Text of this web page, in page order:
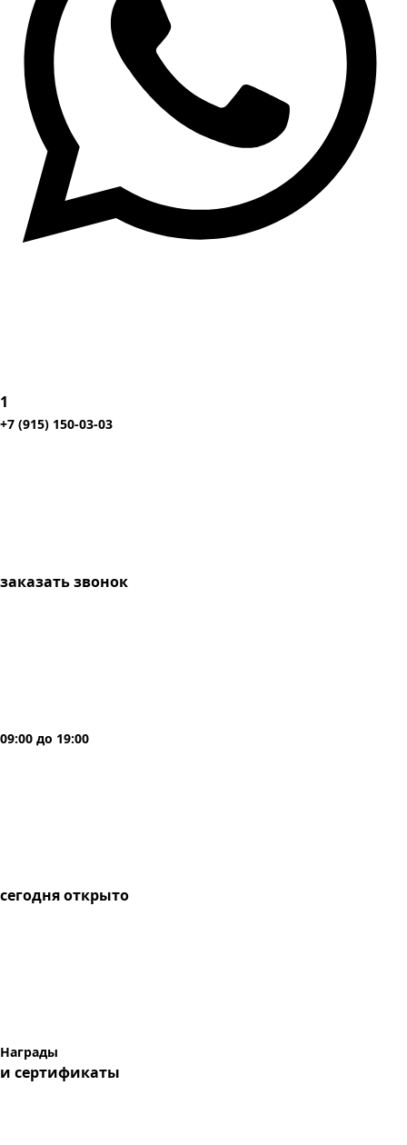
1
+7 (915) 150-03-03
заказать звонок
09:00 до 19:00
сегодняоткрыто
Награды
и сертификаты